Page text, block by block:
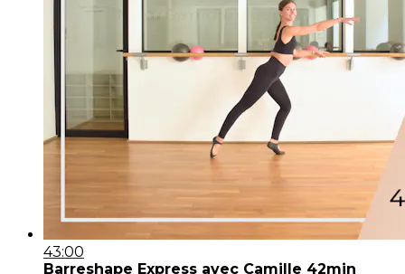
43:00
Barreshape Express avec Camille 42min